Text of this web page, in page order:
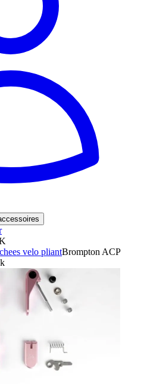
velo pliantBrompton ACP